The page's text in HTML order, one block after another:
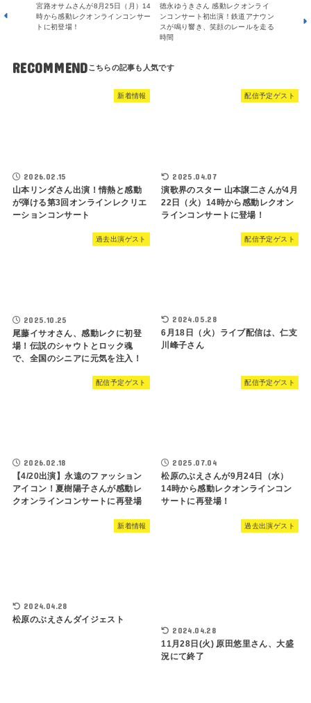
宮路オサムさんが8月25日（月）14
時から感動レクオンラインコンサー
トに初登場！
徳永ゆうきさん 感動レクオンライ
ンコンサート初出演！鉄道アナウン
スが鳴り響き、笑顔のレールを走る
時間
RECOMMEND
新着情報
2026.02.15
山本リンダさん出演！情熱と感動
が弾ける第3回オンラインレクリエ
ーションコンサート
配信予定ゲスト
2025.04.07
演歌界のスター 山本譲二さんが4月
22日（火）14時から感動レクオン
ラインコンサートに登場！
過去出演ゲスト
2025.10.25
尾藤イサオさん、感動レクに初登
場！伝説のシャウトとロック魂
で、全国のシニアに元気を注入！
配信予定ゲスト
2024.05.28
6月18日（火）ライブ配信は、仁支
川峰子さん
配信予定ゲスト
2026.02.18
【4/20出演】永遠のファッション
アイコン！夏樹陽子さんが感動レ
クオンラインコンサートに再登場
配信予定ゲスト
2025.07.04
松原のぶえさんが9月24日（水）
14時から感動レクオンラインコン
サートに再登場！
新着情報
2024.04.28
松原のぶえさんダイジェスト
過去出演ゲスト
2024.04.28
11月28日(火) 原田悠里さん、大盛
況にて終了